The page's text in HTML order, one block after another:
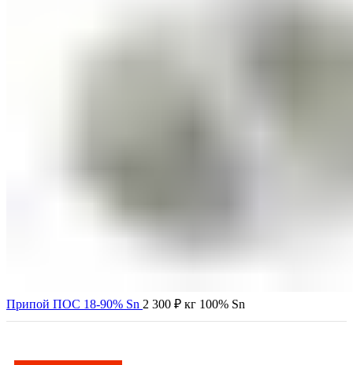
Припой ПОС 18-90% Sn 2 300 ₽ кг 100% Sn